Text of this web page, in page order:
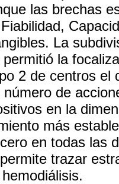
las brechas
La
la
2 de centros el
de
en la
más
en todas las
trazar